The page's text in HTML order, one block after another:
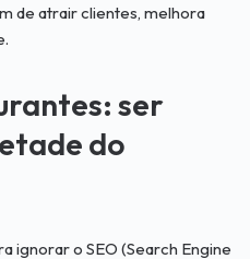
de atrair clientes, melhora
ser
do
ignorar o SEO (Search Engine